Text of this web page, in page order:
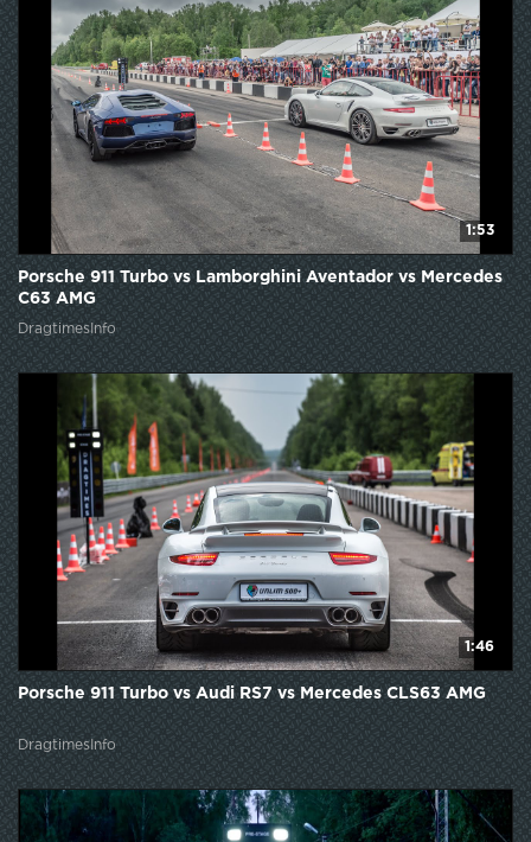
1:53
Porsche 911 Turbo vs Lamborghini Aventador vs Mercedes
C63 AMG
DragtimesInfo
1:46
Porsche 911 Turbo vs Audi RS7 vs Mercedes CLS63 AMG
DragtimesInfo